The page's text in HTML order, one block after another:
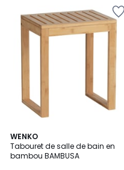
WENKO
Tabouret de salle de bain en
bambou BAMBUSA